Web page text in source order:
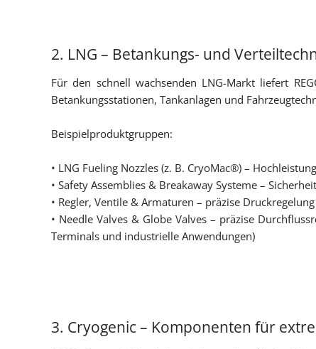
2. LNG – Betankungs- und
Für den schnell wachsenden LNG-Markt liefert
Betankungsstationen, Tankanlagen und
Beispielproduktgruppen:
• LNG Fueling Nozzles (z. B. CryoMac®) –
• Safety Assemblies & Breakaway Systeme –
• Regler, Ventile & Armaturen – präzise
• Needle Valves & Globe Valves – präzise
Terminals und industrielle Anwendungen)
3. Cryogenic – Komponenten für